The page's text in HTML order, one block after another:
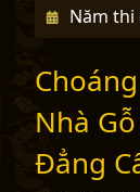
Năm thi
Nhà
Đẳng